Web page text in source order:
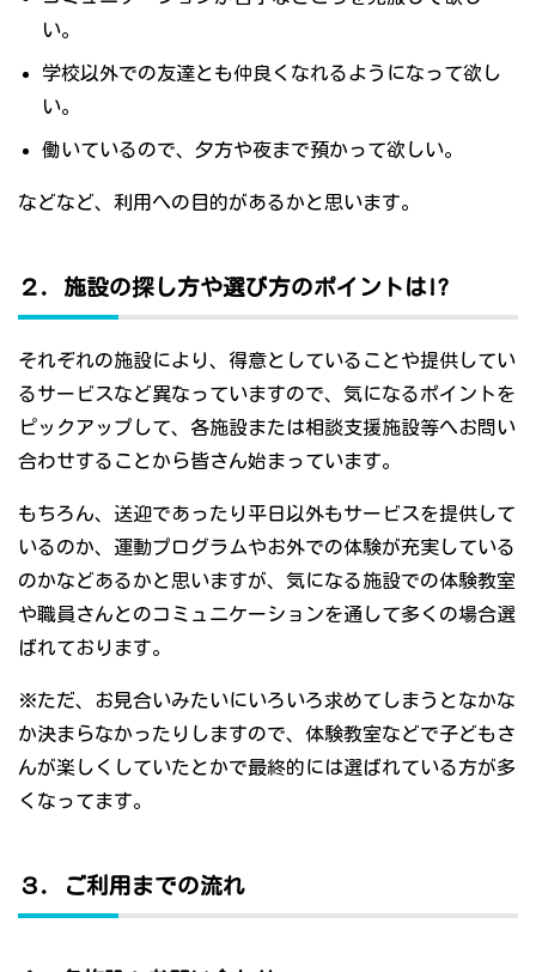
い。
学校以外での友達とも仲良くなれるようになって欲し
い。
働いているので、夕方や夜まで預かって欲しい。
などなど、利用への目的があるかと思います。
２．施設の探し方や選び方のポイントは!?
それぞれの施設により、得意としていることや提供してい
るサービスなど異なっていますので、気になるポイントを
ピックアップして、各施設または相談支援施設等へお問い
合わせすることから皆さん始まっています。
もちろん、送迎であったり平日以外もサービスを提供して
いるのか、運動プログラムやお外での体験が充実している
のかなどあるかと思いますが、気になる施設での体験教室
や職員さんとのコミュニケーションを通して多くの場合選
ばれております。
※ただ、お見合いみたいにいろいろ求めてしまうとなかな
か決まらなかったりしますので、体験教室などで子どもさ
んが楽しくしていたとかで最終的には選ばれている方が多
くなってます。
３．ご利用までの流れ